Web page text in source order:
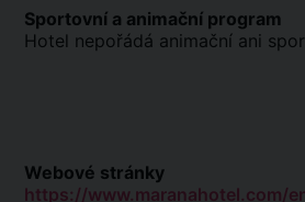
Sportovní a animační program
Hotel nepořádá animační ani
Webové stránky
https://www.maranahotel.com/